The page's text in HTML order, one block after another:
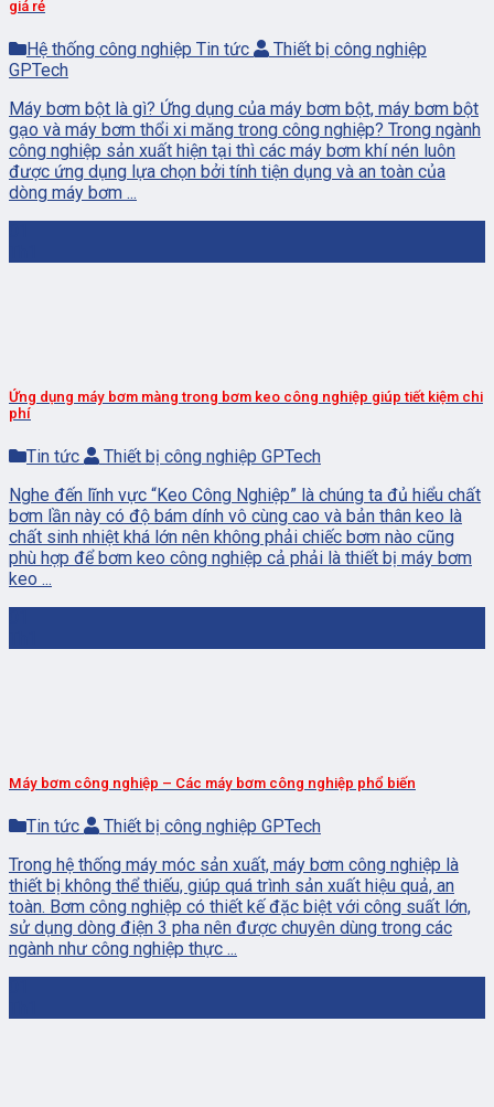
giá rẻ
Hệ thống công nghiệp Tin tức
Thiết bị công nghiệp
GPTech
Máy bơm bột là gì? Ứng dụng của máy bơm bột, máy bơm bột
gạo và máy bơm thổi xi măng trong công nghiệp? Trong ngành
công nghiệp sản xuất hiện tại thì các máy bơm khí nén luôn
được ứng dụng lựa chọn bởi tính tiện dụng và an toàn của
dòng máy bơm ...
Ứng dụng máy bơm màng trong bơm keo công nghiệp giúp tiết kiệm chi
phí
Tin tức
Thiết bị công nghiệp GPTech
Nghe đến lĩnh vực “Keo Công Nghiệp” là chúng ta đủ hiểu chất
bơm lần này có độ bám dính vô cùng cao và bản thân keo là
chất sinh nhiệt khá lớn nên không phải chiếc bơm nào cũng
phù hợp để bơm keo công nghiệp cả phải là thiết bị máy bơm
keo ...
Máy bơm công nghiệp – Các máy bơm công nghiệp phổ biến
Tin tức
Thiết bị công nghiệp GPTech
Trong hệ thống máy móc sản xuất, máy bơm công nghiệp là
thiết bị không thể thiếu, giúp quá trình sản xuất hiệu quả, an
toàn. Bơm công nghiệp có thiết kế đặc biệt với công suất lớn,
sử dụng dòng điện 3 pha nên được chuyên dùng trong các
ngành như công nghiệp thực ...